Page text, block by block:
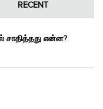
RECENT
சாதித்தது என்ன?